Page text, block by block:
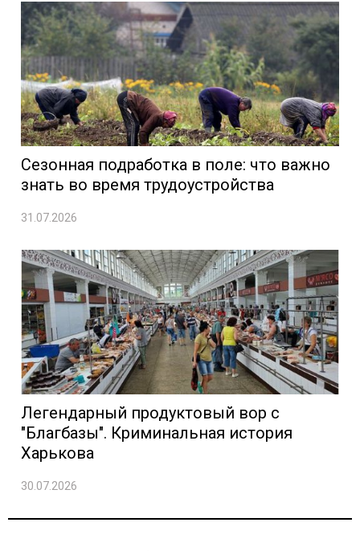
Сезонная подработка в поле: что важно
знать во время трудоустройства
31.07.2026
Легендарный продуктовый вор с
"Благбазы". Криминальная история
Харькова
30.07.2026